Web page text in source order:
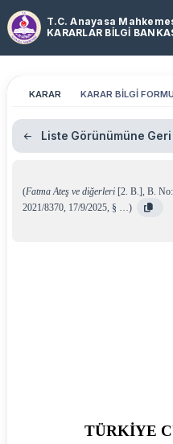
T.C. Anayasa
KARARLAR BİLGİ
KARAR KARAR BİLGİ
Liste Görünümüne Geri
(Fatma Ateş ve diğerleri [2. B.], B. No:
2021/8370, 17/9/2025, § …)